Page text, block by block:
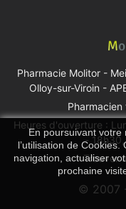
En poursuivant votre
l’utilisation de
navigation, actualiser
prochaine
Pharmacie Molitor -
Olloy-sur-Viroin -
Pharmacien
Heures d'ouverture :
-
Trouver
© 2007